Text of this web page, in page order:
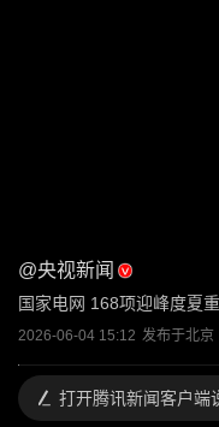
@央视新闻
国家电网 168项迎峰度夏
2026-06-04 15:12 发布于北京
打开腾讯新闻客户端